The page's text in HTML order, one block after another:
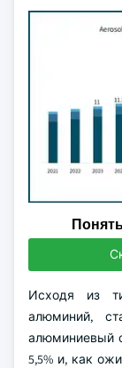
Исходя из
алюминий,
алюминиевый
5,5% и, как